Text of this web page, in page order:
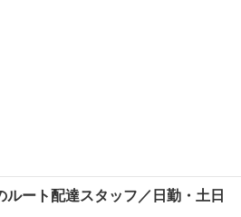
ルート配達スタッフ／日勤・土日